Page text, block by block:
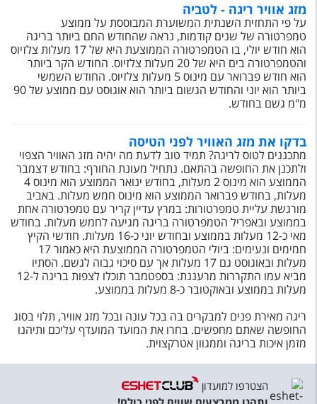
נגישות
עקבו אחרינו
מזג אוויר ריגה - לטביה
על פי התחזית השנתית המשוערת המבוססת על ממוצע
טמפרטורה של שנים קודמות, נראה שהחודש החם ביותר בריגה
הוא חודש יולי, בו הטמפרטורה הממוצעת היא של 17 מעלות צלזיוס
והטמפרטורה בים היא של 20 מעלות צלזיוס. ­­החודש הקר ביותר
הוא חודש פברואר עם מינוס 5 מעלות צלזיוס. החודש השמשי
ביותר הוא יוני והחודש הגשום ביותר הוא אוגוסט עם ממוצע של 90
מ"מ גשם בחודש.
בדקו את מזג האוויר לפני הטיסה
מתכננים לטוס לריגה? תמיד טוב לדעת מה יהיה מזג האוויר הצפוי
ולתכנן את החופשה בהתאם. נתחיל מעונת החורף: בחודש דצמבר
הממוצע הוא מינוס 2 מעלות, בחודש ינואר הממוצע הוא מינוס 4
מעלות, בחודש פברואר הממוצע הוא מינוס חמש מעלות. באביב
מורגשת עליית טמפרטורות: במרץ עדיין קריר עם טמפרטורה אחת
בממוצע ובאפריל הטמפרטורה בריגה מגיעה לחמש מעלות. בחודש
מאי כ-12 מעלות בממוצע ובחודש יוני כ-16 מעלות. חודשי הקיץ
חמימים ונעימים: ביולי הטמפרטורה הממוצעת היא כאמור 17
מעלות ובאוגוסט גם 17 מעלות אך עם סיכוי גבוה לגשם. הסתיו
מביא עמו התקררות מרעננת: בספטמבר תוכלו לצפות בריגה ל-12
מעלות בממוצע ובאוקטובר כ-8 מעלות בממוצע.
ריגה מאירת פנים למבקרים בה בכל עונה ובכל מזג אוויר, תלוי בסוג
החופשה שאתם מחפשים. בחרו את המועד המועדף עליכם ותיהנו
מזמן איכות בריגה וממגוון אטרקצוית.
הצטרפו למועדון